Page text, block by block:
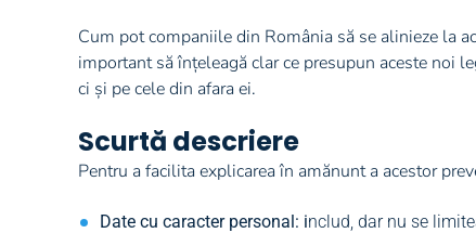
Cum pot companiile din România să se alinieze la
important să înțeleagă clar ce presupun aceste noi
ci și pe cele din afara ei.
Scurtă descriere
Pentru a facilita explicarea în amănunt a acestor
Date cu caracter personal: includ, dar nu se